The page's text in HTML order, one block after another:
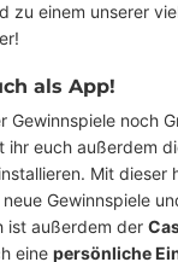
zu einem unserer
als App!
Gewinnspiele noch
ihr euch außerdem
installieren. Mit dieser
Gewinnspiele
ist außerdem der
eine persönliche